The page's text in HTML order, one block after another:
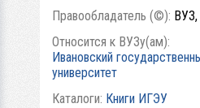
Правообладатель (©): ВУЗ,
Относится к ВУЗу(ам):
Ивановский
университет
Каталоги: Книги ИГЭУ